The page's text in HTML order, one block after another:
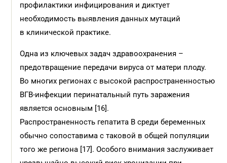
профилактики инфицирования и диктует
необходимость выявления данных мутаций
в клинической практике.
Одна из ключевых задач здравоохранения –
предотвращение передачи вируса от матери плоду.
Во многих регионах с высокой распространенностью
ВГВ-инфекции перинатальный путь заражения
является основным [16].
Распространенность гепатита B среди беременных
обычно сопоставима с таковой в общей популяции
того же региона [17]. Особого внимания заслуживает